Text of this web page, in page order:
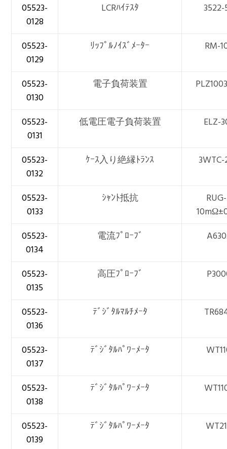
05523-
0128
LCRﾊｲﾃｽﾀ
05523-
0129
ﾘｯﾌﾟﾙﾉｲｽﾞﾒｰﾀｰ RM-
05523-
0130
電子負荷装置
05523-
0131
低電圧電子負荷装置 ELZ-
05523-
0132
ｹｰｽ入り絶縁ﾄﾗﾝｽ
05523-
0133
ｼｬﾝﾄ抵抗
05523-
0134
電流ﾌﾟﾛｰﾌﾞ
05523-
0135
高圧ﾌﾟﾛｰﾌﾞ
05523-
0136
ﾃﾞｼﾞﾀﾙﾏﾙﾁﾒｰﾀ
05523-
0137
ﾃﾞｼﾞﾀﾙﾊﾟﾜｰﾒｰﾀ
05523-
0138
ﾃﾞｼﾞﾀﾙﾊﾟﾜｰﾒｰﾀ
05523-
0139
ﾃﾞｼﾞﾀﾙﾊﾟﾜｰﾒｰﾀ